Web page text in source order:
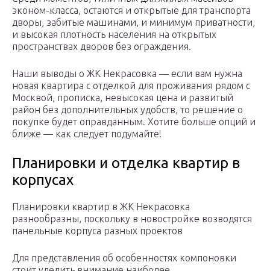
эконом-класса, остаются и открытые для транспорта
дворы, забитые машинами, и минимум приватности,
и высокая плотность населения на открытых
пространствах дворов без ограждения.
Наши выводы о ЖК Некрасовка — если вам нужна
новая квартира с отделкой для проживания рядом с
Москвой, прописка, невысокая цена и развитый
район без дополнительных удобств, то решение о
покупке будет оправданным. Хотите больше опций и
ближе — как следует подумайте!
Планировки и отделка квартир в
корпусах
Планировки квартир в ЖК Некрасовка
разнообразны, поскольку в новостройке возводятся
панельные корпуса разных проектов
Для представления об особенностях компоновки